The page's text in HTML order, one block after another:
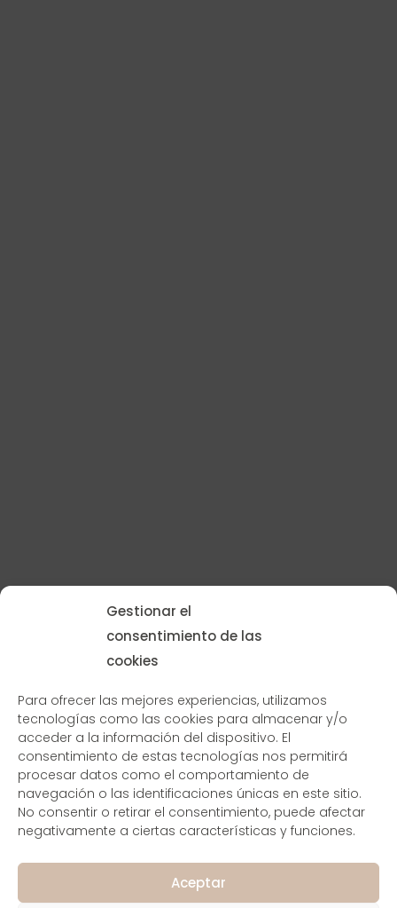
Gestionar el
consentimiento de las
cookies
Para ofrecer las mejores experiencias, utilizamos
tecnologías como las cookies para almacenar y/o
acceder a la información del dispositivo. El
consentimiento de estas tecnologías nos permitirá
procesar datos como el comportamiento de
navegación o las identificaciones únicas en este sitio.
No consentir o retirar el consentimiento, puede afectar
negativamente a ciertas características y funciones.
Aceptar